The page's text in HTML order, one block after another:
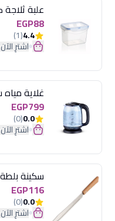
EGP88
4.4
(1)
اشترِ الآن
EGP799
0.0
(0)
اشترِ الآن
EGP116
0.0
(0)
اشترِ الآن